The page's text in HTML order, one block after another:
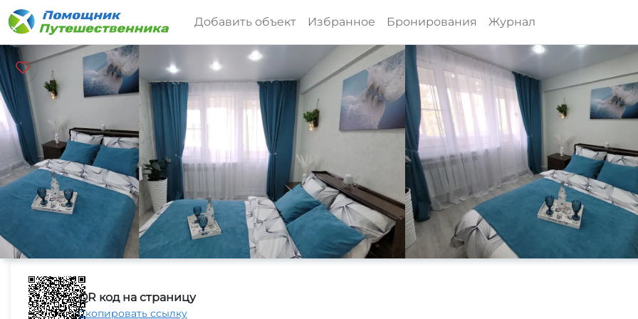
Добавить объект Избранное Бронирования Журнал
QR код на страницу
Скопировать ссылку